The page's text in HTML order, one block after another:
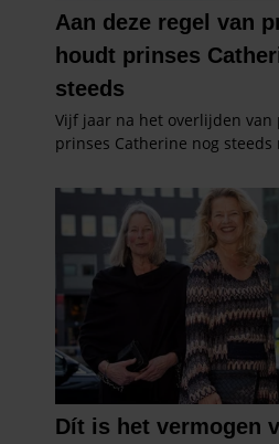
partners voor social media,
partners kunnen deze gegevens
informatie die u aan ze heeft
verzameld op basis van uw
gaat akkoord met onze cookies
gebruiken.